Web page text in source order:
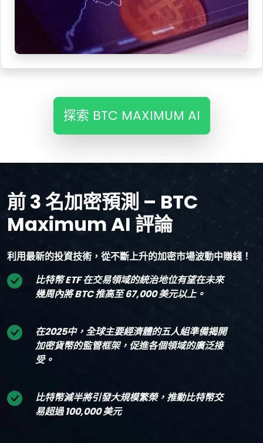
探索 BTC MAXIMUM AI
前 3 名加密預測 – BTC
Maximum AI 評論
利用最新的投資技術，從不斷上升的加密市場波動中賺錢！
比特幣 ETF 在交易領域的統治地位有望在未來
幾周內將 BTC 推高至 67,000 美元以上。
在2025中，全球主要經濟體的五人組準備揭開
加密貨幣的監管框架，促進各個領域的廣泛接
受。
比特幣減半將引發大規模繁榮，推動比特幣交
易超過 100,000 美元